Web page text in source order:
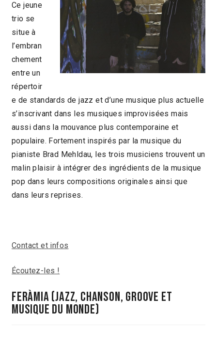
Ce jeune
trio se
situe à
l’embran
chement
entre un
répertoir
e de standards de jazz et d’une musique plus actuelle
s’inscrivant dans les musiques improvisées mais
aussi dans la mouvance plus contemporaine et
populaire. Fortement inspirés par la musique du
pianiste Brad Mehldau, les trois musiciens trouvent un
malin plaisir à intégrer des ingrédients de la musique
pop dans leurs compositions originales ainsi que
dans leurs reprises.
Contact et infos
Écoutez-les !
feràmia (jazz, chanson, groove et
musique du monde)